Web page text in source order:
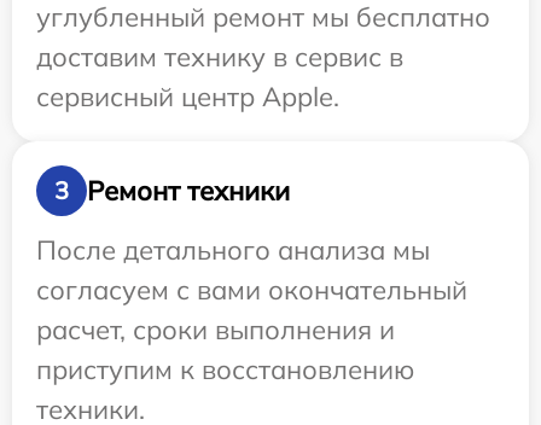
углубленный ремонт мы бесплатно
доставим технику в сервис в
сервисный центр Apple.
3
Ремонт техники
После детального анализа мы
согласуем с вами окончательный
расчет, сроки выполнения и
приступим к восстановлению
техники.